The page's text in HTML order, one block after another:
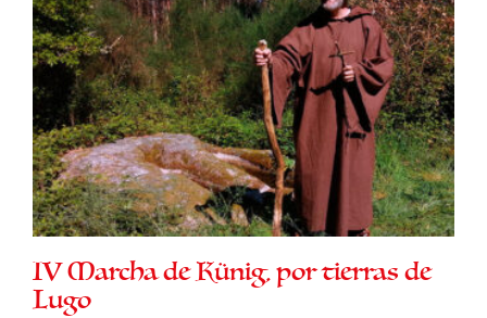
IV Marcha de Künig, por tierras de
Lugo